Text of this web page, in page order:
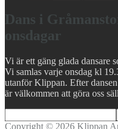
Dans i
onsdagar
Vi är ett gäng glada dansare
Vi samlas varje onsdag kl
utanför Klippan. Efter
är välkommen att göra oss
Copyright © 2026 Klippan